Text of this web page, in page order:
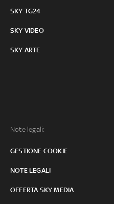
SKY TG24
SKY VIDEO
SKY ARTE
Note legali:
GESTIONE COOKIE
NOTE LEGALI
OFFERTA SKY MEDIA